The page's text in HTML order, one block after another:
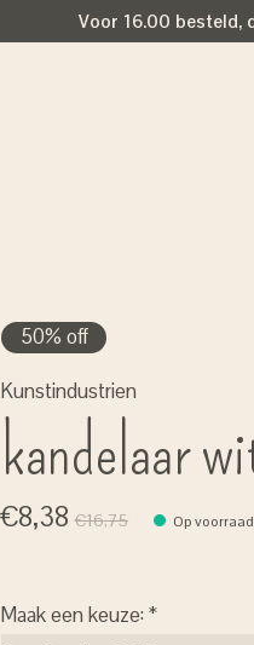
Voor 16.00 besteld,
50% off
Kunstindustrien
kandelaar
€8,38€16,75 Op
Maak een keuze:*